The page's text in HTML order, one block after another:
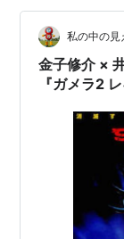
「月刊shu
歴任。
2003年、角
2008年、角
私の中の見
金子修介 ×
『ガメラ2